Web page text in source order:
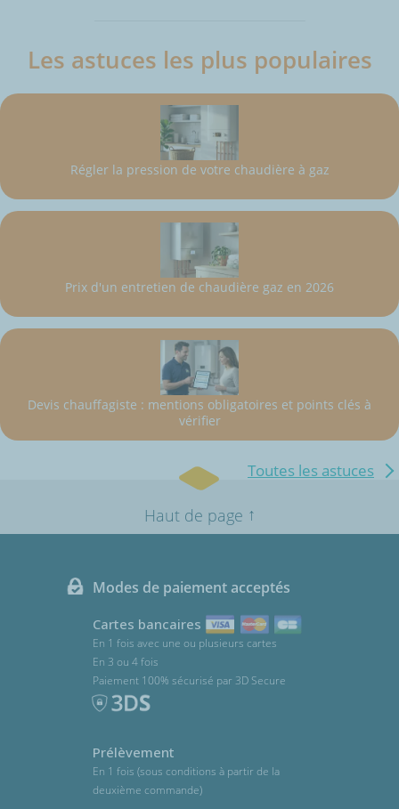
Les astuces les plus populaires
Régler la pression de votre chaudière à gaz
Prix d'un entretien de chaudière gaz en 2026
Devis chauffagiste : mentions obligatoires et points clés à
vérifier
Toutes les astuces
Haut de page ↑
Modes de paiement acceptés
Cartes bancaires
En 1 fois avec une ou plusieurs cartes
En 3 ou 4 fois
Paiement 100% sécurisé par 3D Secure
Prélèvement
En 1 fois (sous conditions à partir de la
deuxième commande)